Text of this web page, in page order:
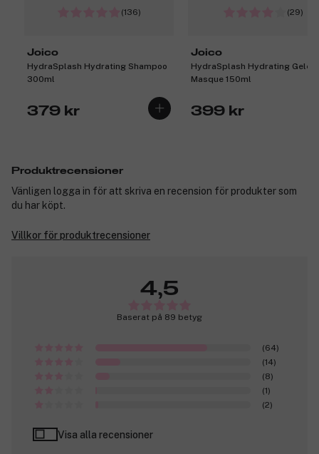
(136)
Joico
HydraSplash Hydrating Shampoo
300ml
379 kr
(29)
Joico
HydraSplash Hydrating Gelée
Masque 150ml
399 kr
Produktrecensioner
Vänligen logga in för att skriva en recension för produkter som
du har köpt.
Villkor för produktrecensioner
4,5
Baserat på 89 betyg
(64)
(14)
(8)
(1)
(2)
Visa alla recensioner